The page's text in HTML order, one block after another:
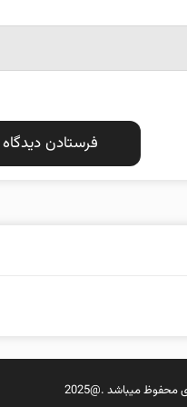
میباشد .@2025